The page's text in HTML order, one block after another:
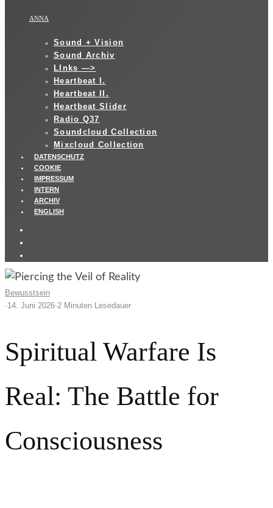
ANNA
Sound + Vision
Sound Archiv
LInks —>
Heartbeat I.
Heartbeat II.
Heartbeat Slider
Radio Q37
Soundcloud Collection
Mixcloud Collection
DATENSCHUTZ
COOKIE
IMPRESSUM
INTERN
ARCHIV
ENGLISH
Bewusstsein
·14. Juni 2026·2 Minuten Lesedauer
Spiritual Warfare Is
Real: The Battle for
Consciousness